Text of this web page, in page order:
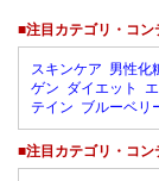
■注目カテゴリ・コン
スキンケア 男性化
ゲン ダイエット
テイン ブルーベリ
■注目カテゴリ・コン